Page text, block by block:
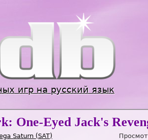
игр на русский язык
One-Eyed Jack's
Saturn (SAT)